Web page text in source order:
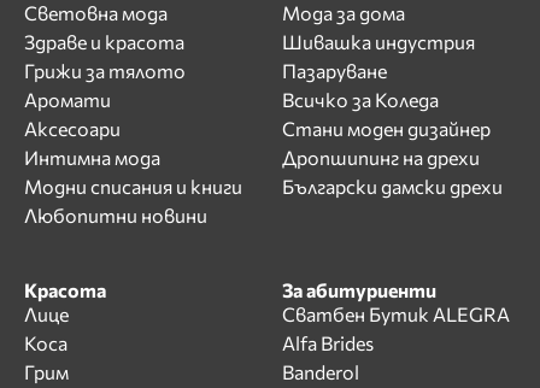
Световна мода
Здраве и красота
Грижи за тялото
Аромати
Аксесоари
Интимна мода
Модни списания и книги
Любопитни новини
Мода за дома
Шивашка индустрия
Пазаруване
Всичко за Коледа
Стани моден дизайнер
Дропшипинг на дрехи
Български дамски дрехи
Красота
Лице
Коса
Грим
За абитуриенти
Сватбен Бутик ALEGRA
Alfa Brides
Banderol